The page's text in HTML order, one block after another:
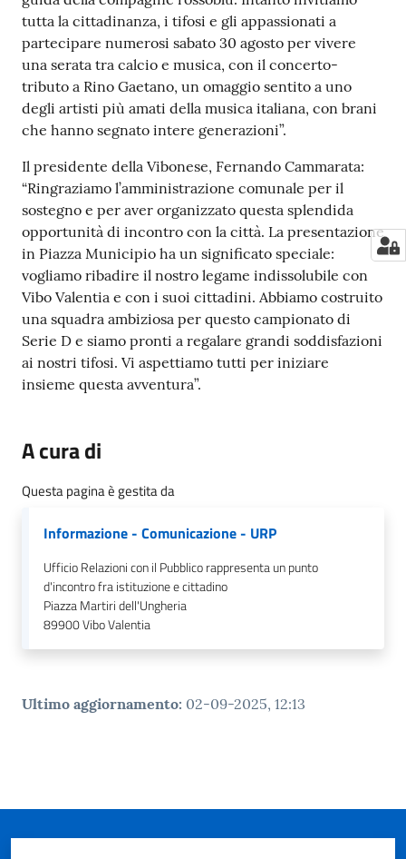
tutta la cittadinanza, i tifosi e gli appassionati a
partecipare numerosi sabato 30 agosto per vivere
una serata tra calcio e musica, con il concerto-
tributo a Rino Gaetano, un omaggio sentito a uno
degli artisti più amati della musica italiana, con brani
che hanno segnato intere generazioni”.
Il presidente della Vibonese, Fernando Cammarata:
“Ringraziamo l’amministrazione comunale per il
sostegno e per aver organizzato questa splendida
opportunità di incontro con la città. La presentazione
in Piazza Municipio ha un significato speciale:
vogliamo ribadire il nostro legame indissolubile con
Vibo Valentia e con i suoi cittadini. Abbiamo costruito
una squadra ambiziosa per questo campionato di
Serie D e siamo pronti a regalare grandi soddisfazioni
ai nostri tifosi. Vi aspettiamo tutti per iniziare
insieme questa avventura”.
A cura di
Questa pagina è gestita da
Informazione - Comunicazione - URP
Ufficio Relazioni con il Pubblico rappresenta un punto
d'incontro fra istituzione e cittadino
Piazza Martiri dell'Ungheria
89900Vibo Valentia
Ultimo aggiornamento: 02-09-2025, 12:13